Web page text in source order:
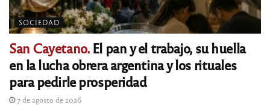
SOCIEDAD
San Cayetano.El pan y el trabajo, su huella
en la lucha obrera argentina y los rituales
para pedirle prosperidad
7 de agosto de 2026